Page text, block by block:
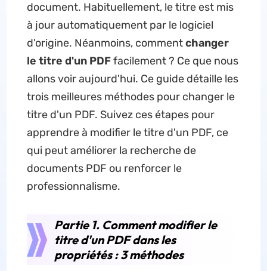
document. Habituellement, le titre est mis
à jour automatiquement par le logiciel
d'origine. Néanmoins, commentchanger
le titre d'un PDFfacilement ? Ce que nous
allons voir aujourd'hui. Ce guide détaille les
trois meilleures méthodes pour changer le
titre d'un PDF. Suivez ces étapes pour
apprendre à modifier le titre d'un PDF, ce
qui peut améliorer la recherche de
documents PDF ou renforcer le
professionnalisme.
Partie 1. Comment modifier le
titre d'un PDF dans les
propriétés : 3 méthodes